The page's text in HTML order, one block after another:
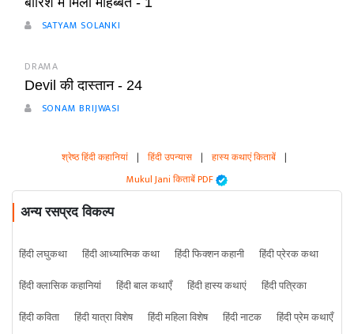
SATYAM SOLANKI
DRAMA
Devil की दास्तान - 24
SONAM BRIJWASI
श्रेष्ठ हिंदी कहानियां | हिंदी उपन्यास | हास्य कथाएं किताबें |
Mukul Jani किताबें PDF
अन्य रसप्रद विकल्प
हिंदी लघुकथा हिंदी आध्यात्मिक कथा हिंदी फिक्शन कहानी
हिंदी प्रेरक कथा
हिंदी क्लासिक कहानियां
हिंदी बाल कथाएँ हिंदी हास्य कथाएं
हिंदी पत्रिका
हिंदी कविता
हिंदी यात्रा विशेष हिंदी महिला विशेष हिंदी नाटक
हिंदी प्रेम कथाएँ